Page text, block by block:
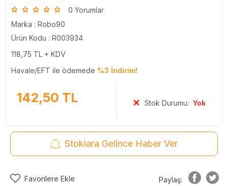
0 Yorumlar
Marka : Robo90
Ürün Kodu : R003934
118,75 TL + KDV
Havale/EFT ile ödemede %3 İndirim!
142,50 TL Stok Durumu:Yok
Stoklara Gelince Haber Ver
Favorilere Ekle
Paylaş: